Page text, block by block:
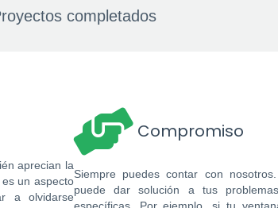
completados
aprecian la
un aspecto
a olvidarse
Compromiso
Siempre puedes contar con
puede dar solución a tus